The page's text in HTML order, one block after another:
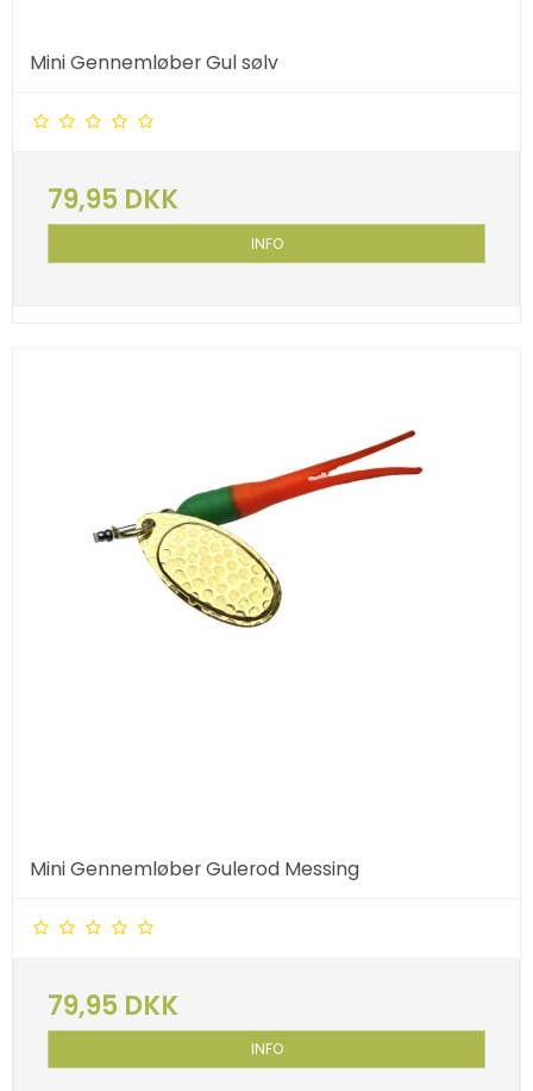
Mini Gennemløber Gul sølv
79,95 DKK
INFO
Mini Gennemløber Gulerod Messing
79,95 DKK
INFO